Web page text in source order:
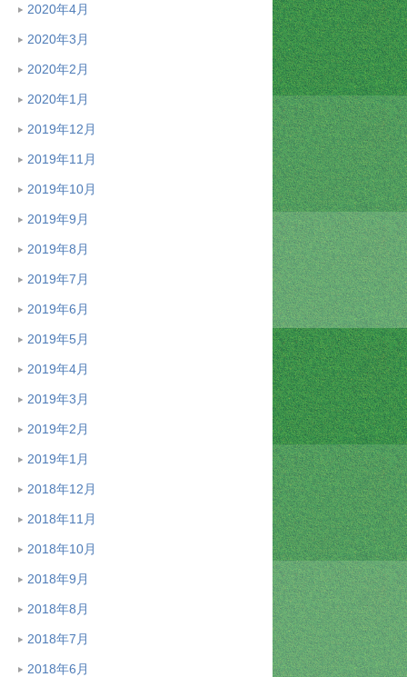
2020年4月
2020年3月
2020年2月
2020年1月
2019年12月
2019年11月
2019年10月
2019年9月
2019年8月
2019年7月
2019年6月
2019年5月
2019年4月
2019年3月
2019年2月
2019年1月
2018年12月
2018年11月
2018年10月
2018年9月
2018年8月
2018年7月
2018年6月